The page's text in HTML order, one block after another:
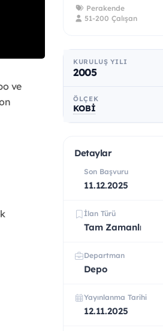
ve
Perakende
51-200 Çalışan
KURULUŞ YILI
2005
ÖLÇEK
KOBİ
Detaylar
Son Başvuru
11.12.2025
İlan Türü
Tam Zamanlı
Departman
Depo
Yayınlanma Tarihi
12.11.2025